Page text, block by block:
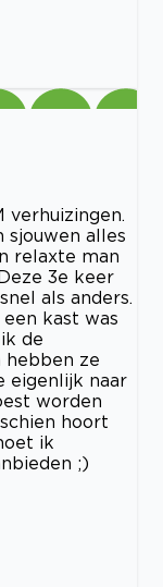
verhuizingen.
sjouwen alles
relaxte man
3e keer
als anders.
kast was
de
hebben ze
eigenlijk naar
worden
hoort
ik
;)